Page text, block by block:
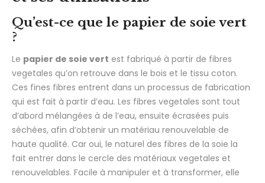
Qu’est-ce que le papier de soie vert
?
Le papier de soie vert est fabriqué à partir de fibres
vegetales qu’on retrouve dans le bois et le tissu coton.
Ces fines fibres entrent dans un processus de fabrication
qui est fait à partir d’eau. Les fibres vegetales sont tout
d’abord mélangées à de l’eau, ensuite écrasées puis
séchées, afin d’obtenir un matériau renouvelable de
haute qualité. Car oui, le naturel des fibres de la soie la
fait entrer dans le cercle des matériaux vegetales et
renouvelables. Facile à manipuler et à transformer, elle